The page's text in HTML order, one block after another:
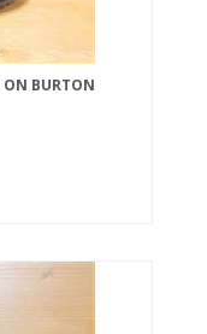
BURTON